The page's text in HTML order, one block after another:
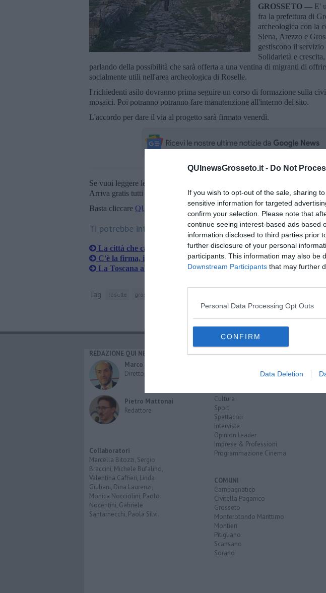
QUInewsGrosseto.it - Do Not
If you wish to opt-out of the sale, sharing
sensitive information for targeted
confirm your selection. Please note that
continue seeing interest-based ads based
information disclosed to third parties prior
further disclosure of your personal
participants. This information may also be
Downstream Participants that may further
Personal Data Processing Opt Outs
CONFIRM
Data Deletion
GROSSETO — E'
fra la prefettura di
archeologica con la
Siena, Arezzo e
gestiscono il
Solidarietà e
parlando della possibilità che sarà offerta a una ventina di migranti di
socialmente utili nell'area archeologica di Roselle.
I richiedenti asilo dovranno prima seguire un corso di formazione sulla
mosaici. Poi potranno potranno fare manutenzione all'interno del sito.
L'accordo per dare il via al progetto sarà firmato venerdì.
Se vuoi leggere le notizie principali della Toscana iscriviti alla
Arriva gratis tutti i giorni alle 20:00 direttamente nella tua casella di posta.
Basta cliccare QUI
Ti potrebbe interessare anche:
La città che cambia inizia da Roselle
C'è la firma, il piano per la periferia è realtà
La Toscana alla scoperta degli etruschi
Tag roselle grosseto
REDAZIONE QUI NEWS
Marco Migli
Direttore Responsabile
Pietro Mattonai
Redattore
Collaboratori
Marcella Bitozzi, Sergio
Braccini, Michele Bufalino,
Valentina Caffieri, Linda
Giuliani, Dina Laurenzi,
Monica Nocciolini, Paolo
Nocentini, Gabriele
Santarnecchi, Paola Silvi.
CATEGORIE
Cultura
Sport
Spettacoli
Interviste
Opinion Leader
Imprese & Professioni
Programmazione Cinema
COMUNI
Campagnatico
Civitella Paganico
Grosseto
Monterotondo Marittimo
Montieri
Pitigliano
Scansano
Sorano